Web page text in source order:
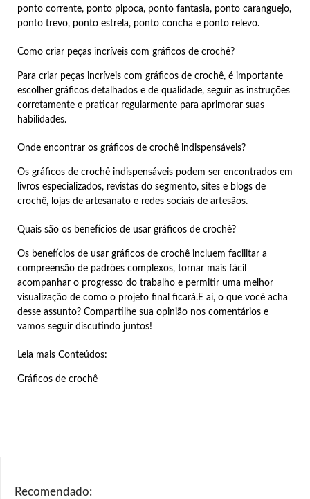
ponto corrente, ponto pipoca, ponto fantasia, ponto caranguejo,
ponto trevo, ponto estrela, ponto concha e ponto relevo.
Como criar peças incríveis com gráficos de crochê?
Para criar peças incríveis com gráficos de crochê, é importante
escolher gráficos detalhados e de qualidade, seguir as instruções
corretamente e praticar regularmente para aprimorar suas
habilidades.
Onde encontrar os gráficos de crochê indispensáveis?
Os gráficos de crochê indispensáveis podem ser encontrados em
livros especializados, revistas do segmento, sites e blogs de
crochê, lojas de artesanato e redes sociais de artesãos.
Quais são os benefícios de usar gráficos de crochê?
Os benefícios de usar gráficos de crochê incluem facilitar a
compreensão de padrões complexos, tornar mais fácil
acompanhar o progresso do trabalho e permitir uma melhor
visualização de como o projeto final ficará.E aí, o que você acha
desse assunto? Compartilhe sua opinião nos comentários e
vamos seguir discutindo juntos!
Leia mais Conteúdos:
Gráficos de crochê
Recomendado: